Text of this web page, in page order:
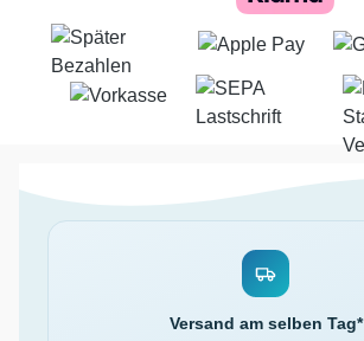
Versand am selben Tag*